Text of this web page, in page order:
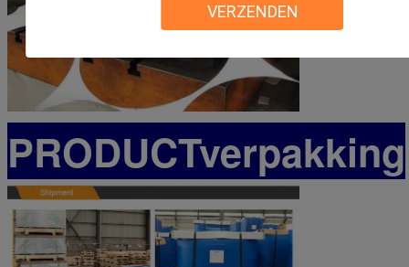
VERZENDEN
PRODUCTverpakking